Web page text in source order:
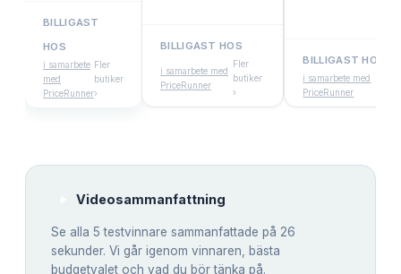
BILLIGAST
HOS
i samarbete
med
PriceRunner
Fler
butiker
›
BILLIGAST HOS
i samarbete med
PriceRunner
Fler
butiker
›
BILLIGAST HOS
i samarbete med
PriceRunner
Videosammanfattning
Se alla 5 testvinnare sammanfattade på 26
sekunder. Vi går igenom vinnaren, bästa
budgetvalet och vad du bör tänka på.